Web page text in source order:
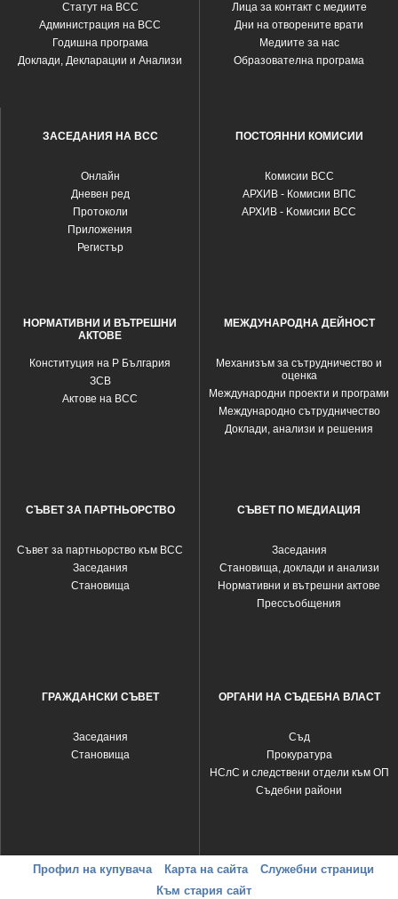
Статут на ВСС
Администрация на ВСС
Годишна програма
Доклади, Декларации и Анализи
Лица за контакт с медиите
Дни на отворените врати
Медиите за нас
Образователна програма
ЗАСЕДАНИЯ НА ВСС
Oнлайн
Дневен ред
Протоколи
Приложения
Регистър
ПОСТОЯННИ КОМИСИИ
Комисии ВСС
АРХИВ - Комисии ВПС
АРХИВ - Kомисии ВСС
НОРМАТИВНИ И ВЪТРЕШНИ
АКТОВЕ
Конституция на Р България
ЗСВ
Актове на ВСС
МЕЖДУНАРОДНА ДЕЙНОСТ
Механизъм за сътрудничество и
оценка
Международни проекти и програми
Международно сътрудничество
Доклади, анализи и решения
СЪВЕТ ЗА ПАРТНЬОРСТВО
Съвет за партньорство към ВСС
Заседания
Становища
СЪВЕТ ПО МЕДИАЦИЯ
Заседания
Становища, доклади и анализи
Нормативни и вътрешни актове
Прессъобщения
ГРАЖДАНСКИ СЪВЕТ
Заседания
Становища
ОРГАНИ НА СЪДЕБНА ВЛАСТ
Съд
Прокуратура
НСлС и следствени отдели към ОП
Съдебни райони
Профил на купувача Карта на сайта
Служебни страници
Към стария сайт